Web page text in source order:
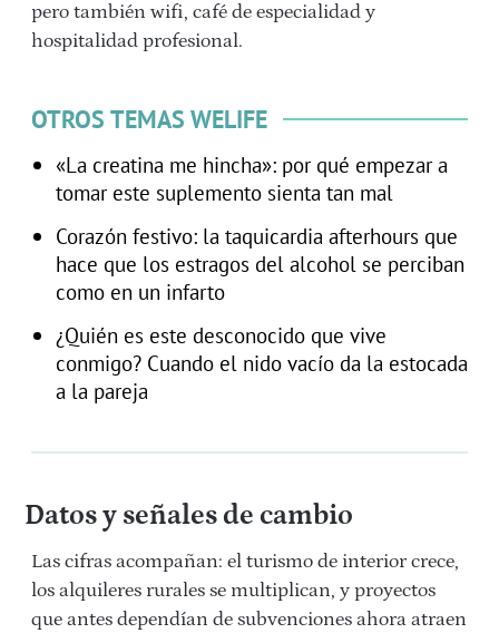
pero también wifi, café de especialidad y
hospitalidad profesional.
OTROS TEMAS WELIFE
«La creatina me hincha»: por qué empezar a
tomar este suplemento sienta tan mal
Corazón festivo: la taquicardia afterhours que
hace que los estragos del alcohol se perciban
como en un infarto
¿Quién es este desconocido que vive
conmigo? Cuando el nido vacío da la estocada
a la pareja
Datos y señales de cambio
Las cifras acompañan: el turismo de interior crece,
los alquileres rurales se multiplican, y proyectos
que antes dependían de subvenciones ahora atraen